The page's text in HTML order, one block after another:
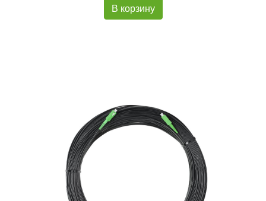
В корзину